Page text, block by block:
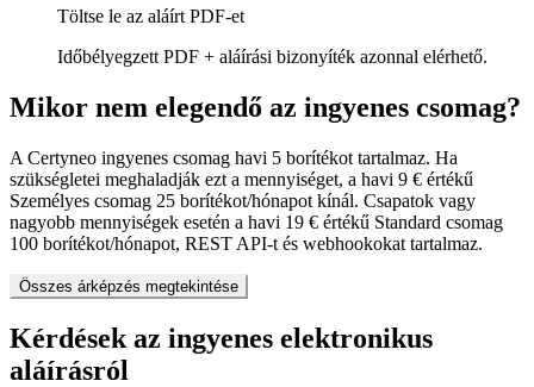
Töltse le az aláírt PDF-et
Időbélyegzett PDF + aláírási bizonyíték azonnal elérhető.
Mikor nem elegendő az ingyenes csomag?
A Certyneo ingyenes csomag havi 5 borítékot tartalmaz. Ha
szükségletei meghaladják ezt a mennyiséget, a havi 9 € értékű
Személyes csomag 25 borítékot/hónapot kínál. Csapatok vagy
nagyobb mennyiségek esetén a havi 19 € értékű Standard csomag
100 borítékot/hónapot, REST API-t és webhookokat tartalmaz.
Összes árképzés megtekintése
Kérdések az ingyenes elektronikus
aláírásról